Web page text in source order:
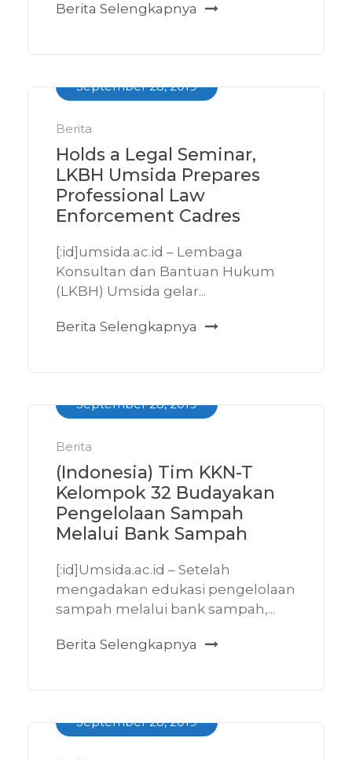
Berita Selengkapnya
September 28, 2019
Berita
Holds a Legal Seminar,
LKBH Umsida Prepares
Professional Law
Enforcement Cadres
[:id]umsida.ac.id – Lembaga
Konsultan dan Bantuan Hukum
(LKBH) Umsida gelar...
Berita Selengkapnya
September 28, 2019
Berita
(Indonesia) Tim KKN-T
Kelompok 32 Budayakan
Pengelolaan Sampah
Melalui Bank Sampah
[:id]Umsida.ac.id – Setelah
mengadakan edukasi pengelolaan
sampah melalui bank sampah,...
Berita Selengkapnya
September 28, 2019